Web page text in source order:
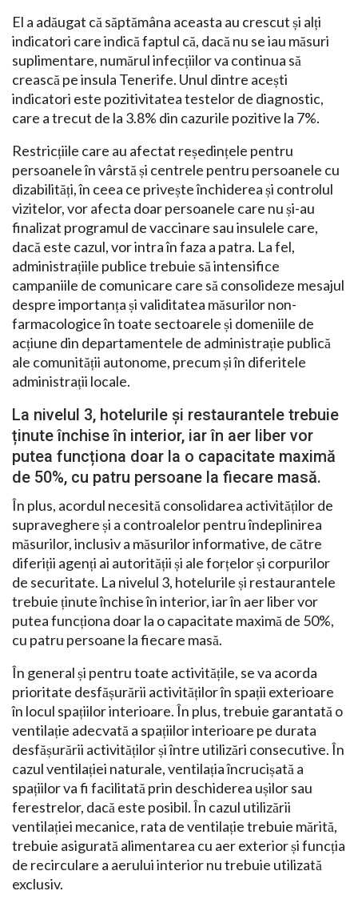
El a adăugat că săptămâna aceasta au crescut și alți
indicatori care indică faptul că, dacă nu se iau măsuri
suplimentare, numărul infecțiilor va continua să
crească pe insula Tenerife. Unul dintre acești
indicatori este pozitivitatea testelor de diagnostic,
care a trecut de la 3.8% din cazurile pozitive la 7%.
Restricțiile care au afectat reședințele pentru
persoanele în vârstă și centrele pentru persoanele cu
dizabilități, în ceea ce privește închiderea și controlul
vizitelor, vor afecta doar persoanele care nu și-au
finalizat programul de vaccinare sau insulele care,
dacă este cazul, vor intra în faza a patra. La fel,
administrațiile publice trebuie să intensifice
campaniile de comunicare care să consolideze mesajul
despre importanța și validitatea măsurilor non-
farmacologice în toate sectoarele și domeniile de
acțiune din departamentele de administrație publică
ale comunității autonome, precum și în diferitele
administrații locale.
La nivelul 3, hotelurile și restaurantele trebuie
ținute închise în interior, iar în aer liber vor
putea funcționa doar la o capacitate maximă
de 50%, cu patru persoane la fiecare masă.
În plus, acordul necesită consolidarea activităților de
supraveghere și a controalelor pentru îndeplinirea
măsurilor, inclusiv a măsurilor informative, de către
diferiții agenți ai autorității și ale forțelor și corpurilor
de securitate. La nivelul 3, hotelurile și restaurantele
trebuie ținute închise în interior, iar în aer liber vor
putea funcționa doar la o capacitate maximă de 50%,
cu patru persoane la fiecare masă.
În general și pentru toate activitățile, se va acorda
prioritate desfășurării activităților în spații exterioare
în locul spațiilor interioare. În plus, trebuie garantată o
ventilație adecvată a spațiilor interioare pe durata
desfășurării activităților și între utilizări consecutive. În
cazul ventilației naturale, ventilația încrucișată a
spațiilor va fi facilitată prin deschiderea ușilor sau
ferestrelor, dacă este posibil. În cazul utilizării
ventilației mecanice, rata de ventilație trebuie mărită,
trebuie asigurată alimentarea cu aer exterior și funcția
de recirculare a aerului interior nu trebuie utilizată
exclusiv.